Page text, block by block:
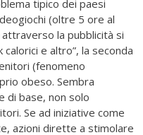
tipico dei paesi
(oltre 5 ore al
la pubblicità si
e altro”, la seconda
(fenomeno
obeso. Sembra
di base, non solo
Se ad iniziative come
azioni dirette a stimolare